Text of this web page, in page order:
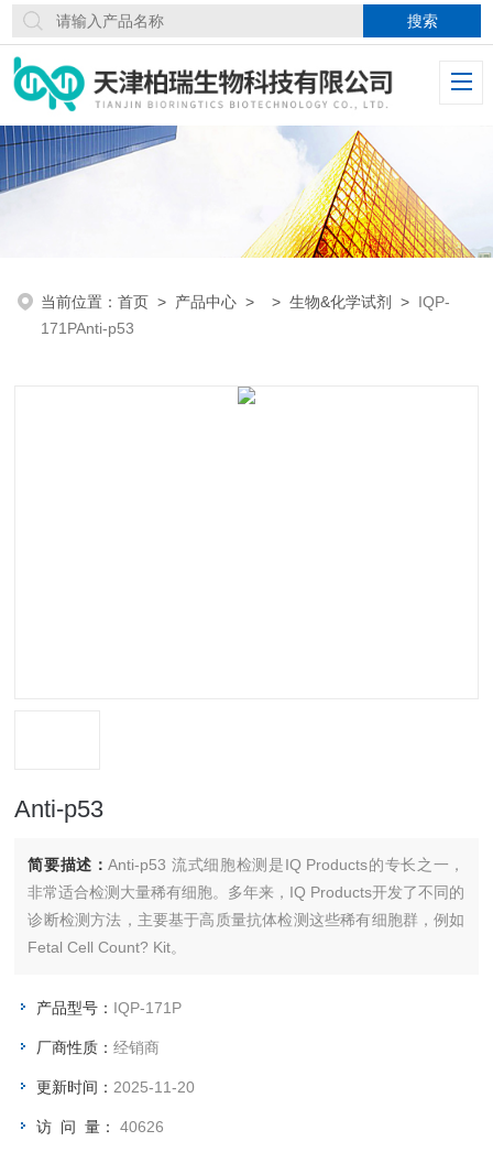
当前位置：首页 > 产品中心 > >生物&化学试剂 > IQP-
171PAnti-p53
Anti-p53
简要描述：Anti-p53 流式细胞检测是IQ Products的专长之一，
非常适合检测大量稀有细胞。多年来，IQ Products开发了不同的
诊断检测方法，主要基于高质量抗体检测这些稀有细胞群，例如
Fetal Cell Count? Kit。
产品型号： IQP-171P
厂商性质：经销商
更新时间： 2025-11-20
访 问 量：40626